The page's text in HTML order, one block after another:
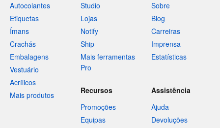
Autocolantes
Etiquetas
Ímans
Crachás
Embalagens
Vestuário
Acrílicos
Mais produtos
Studio
Lojas
Notify
Ship
Mais ferramentas
Pro
Sobre
Blog
Carreiras
Imprensa
Estatísticas
Recursos
Promoções
Equipas
Assistência
Ajuda
Devoluções